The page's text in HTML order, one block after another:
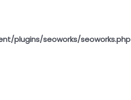
plugins/seoworks/seoworks.php